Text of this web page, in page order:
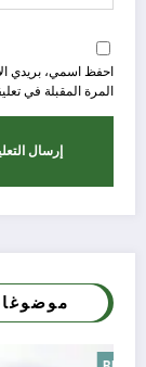
احفظ اسمي، بريدي
المرة المقبلة في